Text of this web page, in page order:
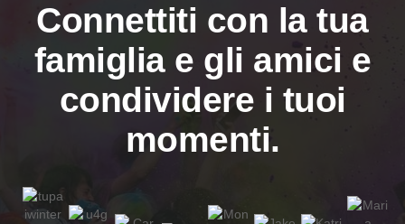
Connettiti con la tua
famiglia e gli amici e
condividere i tuoi
momenti.